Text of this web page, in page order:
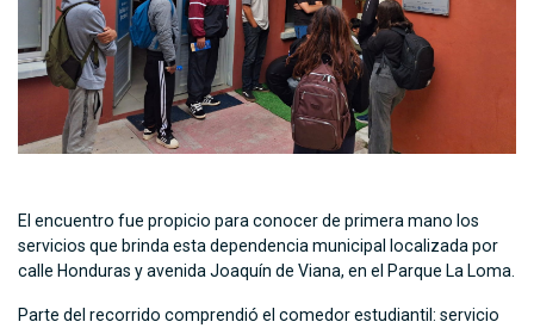
El encuentro fue propicio para conocer de primera mano los
servicios que brinda esta dependencia municipal localizada por
calle Honduras y avenida Joaquín de Viana, en el Parque La Loma.
Parte del recorrido comprendió el comedor estudiantil: servicio